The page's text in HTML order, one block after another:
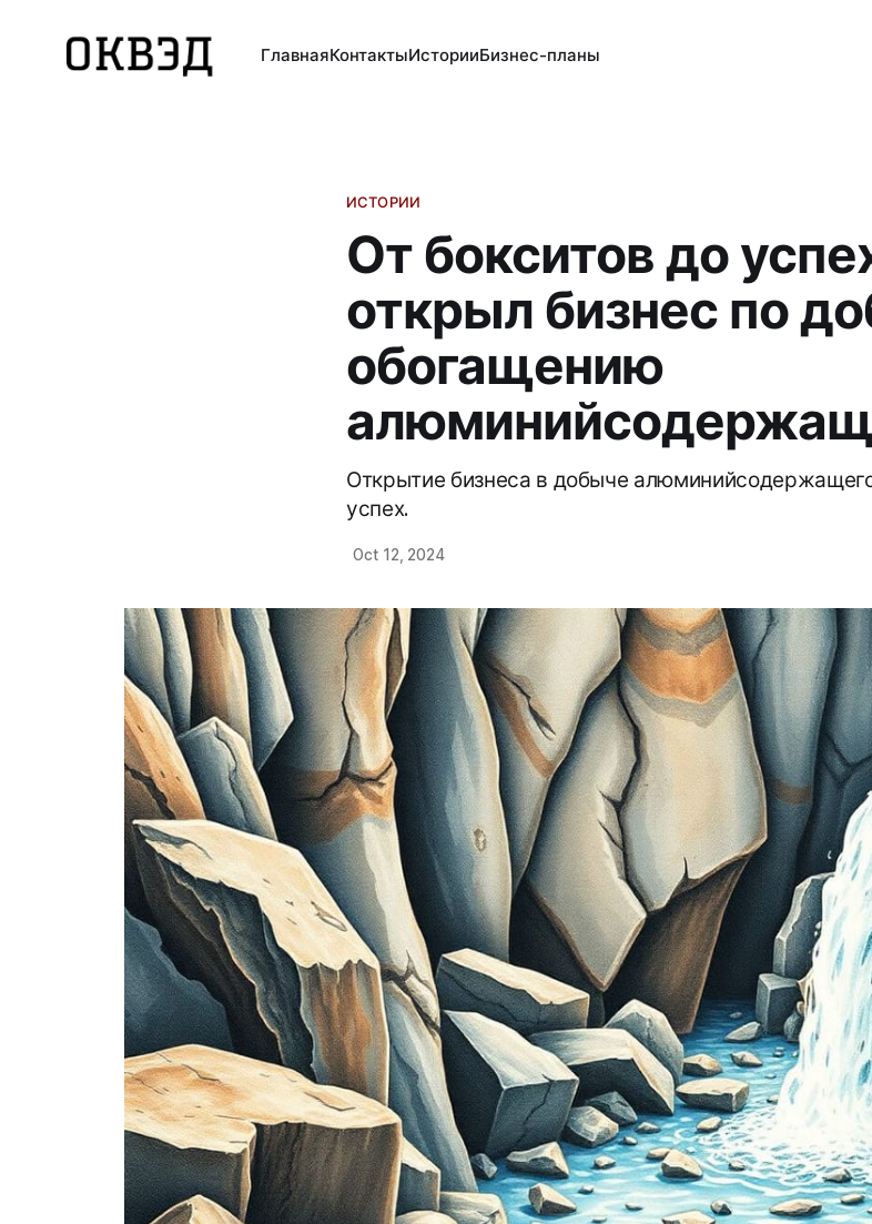
ГлавнаяКонтактыИсторииБизнес-планы
ИСТОРИИ
От бокситов до
открыл бизнес по
обогащению
Открытие бизнеса в добыче
успех.
Oct 12, 2024